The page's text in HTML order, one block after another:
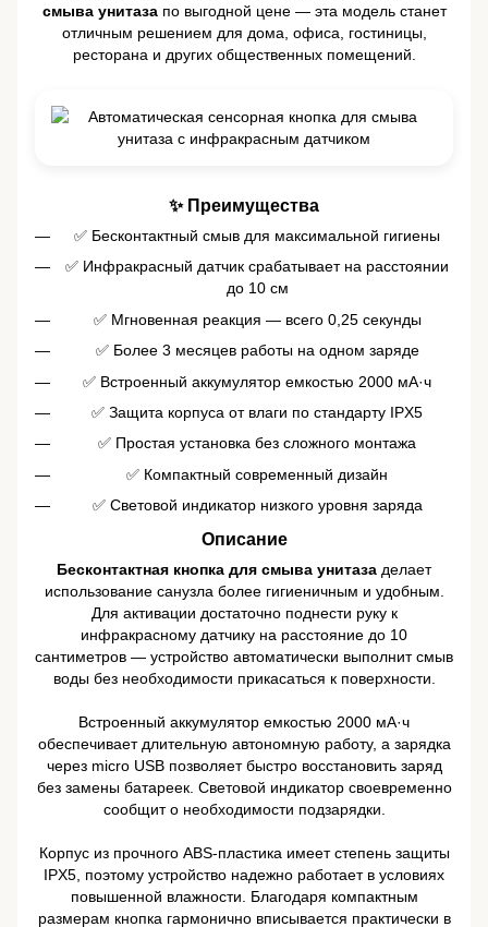
смыва унитазапо выгодной цене — эта модель станет
отличным решением для дома, офиса, гостиницы,
ресторана и других общественных помещений.
✨ Преимущества
✅ Бесконтактный смыв для максимальной гигиены
✅ Инфракрасный датчик срабатывает на расстоянии
до 10 см
✅ Мгновенная реакция — всего 0,25 секунды
✅ Более 3 месяцев работы на одном заряде
✅ Встроенный аккумулятор емкостью 2000 мА·ч
✅ Защита корпуса от влаги по стандарту IPX5
✅ Простая установка без сложного монтажа
✅ Компактный современный дизайн
✅ Световой индикатор низкого уровня заряда
Описание
Бесконтактная кнопка для смыва унитаза делает
использование санузла более гигиеничным и удобным.
Для активации достаточно поднести руку к
инфракрасному датчику на расстояние до 10
сантиметров — устройство автоматически выполнит смыв
воды без необходимости прикасаться к поверхности.
Встроенный аккумулятор емкостью 2000 мА·ч
обеспечивает длительную автономную работу, а зарядка
через micro USB позволяет быстро восстановить заряд
без замены батареек. Световой индикатор своевременно
сообщит о необходимости подзарядки.
Корпус из прочного ABS-пластика имеет степень защиты
IPX5, поэтому устройство надежно работает в условиях
повышенной влажности. Благодаря компактным
размерам кнопка гармонично вписывается практически в